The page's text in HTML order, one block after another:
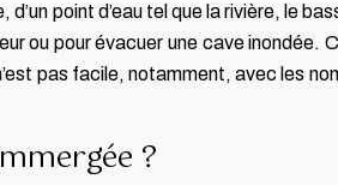
point d’eau tel que la rivière, le
ou pour évacuer une cave inondée.
pas facile, notamment, avec les
?